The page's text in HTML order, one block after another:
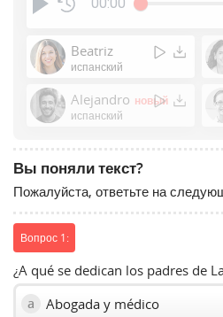
00:00
Beatriz
испанский
Alejandro новый
испанский
Вы поняли текст?
Пожалуйста, ответьте на
Вопрос 1:
¿A qué se dedican los padres de
a Abogada y médico